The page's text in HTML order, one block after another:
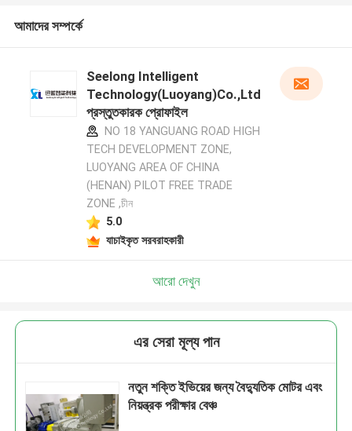
আমাদের সম্পর্কে
Seelong Intelligent
Technology(Luoyang)Co.,Ltd
প্রস্তুতকারক প্রোফাইল
NO 18 YANGUANG ROAD HIGH
TECH DEVELOPMENT ZONE,
LUOYANG AREA OF CHINA
(HENAN) PILOT FREE TRADE
ZONE ,চীন
5.0
যাচাইকৃত সরবরাহকারী
আরো দেখুন
এর সেরা মূল্য পান
নতুন শক্তি ইভিয়ের জন্য বৈদ্যুতিক মোটর এবং
নিয়ন্ত্রক পরীক্ষার বেঞ্চ